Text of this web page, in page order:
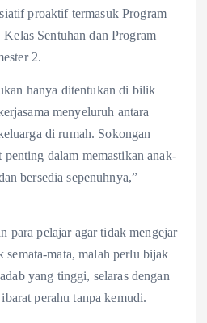
proaktif termasuk Program
Sentuhan dan Program
2.
hanya ditentukan di bilik
menyeluruh antara
di rumah. Sokongan
penting dalam memastikan anak-
bersedia sepenuhnya,”
para pelajar agar tidak mengejar
semata-mata, malah perlu bijak
yang tinggi, selaras dengan
perahu tanpa kemudi.